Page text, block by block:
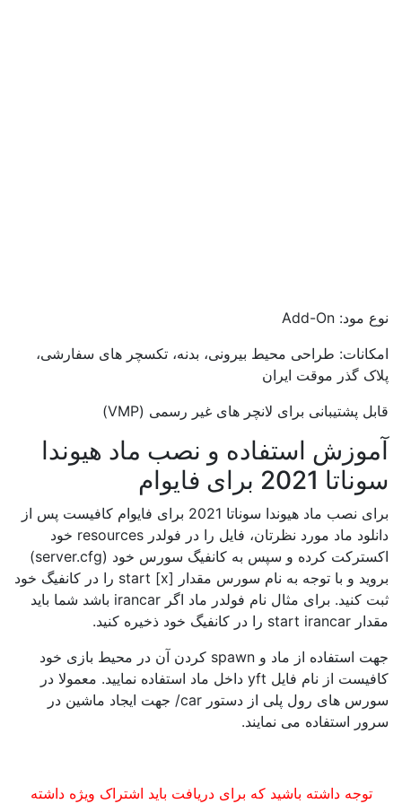
نوع مود: Add-On
امکانات: طراحی محیط بیرونی، بدنه، تکسچر های سفارشی،
پلاک گذر موقت ایران
قابل پشتیبانی برای لانچر های غیر رسمی (VMP)
آموزش استفاده و نصب ماد هیوندا
سوناتا 2021 برای فایوام
برای نصب ماد هیوندا سوناتا 2021 برای فایوام کافیست پس از
دانلود ماد مورد نظرتان، فایل را در فولدر resources خود
اکسترکت کرده و سپس به کانفیگ سورس خود (server.cfg)
بروید و با توجه به نام سورس مقدار start [x] را در کانفیگ خود
ثبت کنید. برای مثال نام فولدر ماد اگر irancar باشد شما باید
مقدار start irancar را در کانفیگ خود ذخیره کنید.
جهت استفاده از ماد و spawn کردن آن در محیط بازی خود
کافیست از نام فایل yft داخل ماد استفاده نمایید. معمولا در
سورس های رول پلی از دستور car/ جهت ایجاد ماشین در
سرور استفاده می نمایند.
توجه داشته باشید که برای دریافت باید اشتراک ویژه داشته